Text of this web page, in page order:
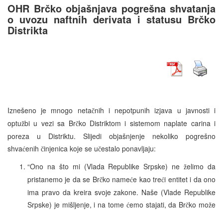
OHR Brčko objašnjava pogrešna shvatanja
o uvozu naftnih derivata i statusu Brčko
Distrikta
Iznešeno je mnogo netačnih i nepotpunih izjava u javnosti i
optužbi u vezi sa Brčko Distriktom i sistemom naplate carina i
poreza u Distriktu. Slijedi objašnjenje nekoliko pogrešno
shvaćenih činjenica koje se učestalo ponavljaju:
“Ono na što mi (Vlada Republike Srpske) neželimo da
pristanemo je da se Brčko nameće kao treći entitet i da ono
ima pravo da kreira svoje zakone. Naše (Vlade Republike
Srpske) je mišljenje, i na tome ćemo stajati, da Brčko može